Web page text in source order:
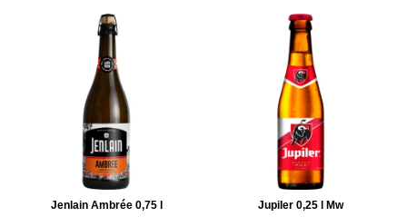
Jenlain Ambrée 0,75 l Jupiler 0,25 l Mw